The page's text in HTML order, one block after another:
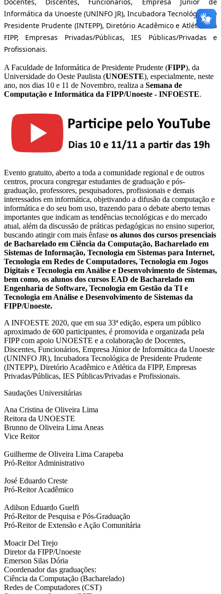
Informática da Unoeste (UNINFO JR), Incubadora Tecnológica de
Presidente Prudente (INTEPP), Diretório Acadêmico e Atlética da
FIPP, Empresas Privadas/Públicas, IES Públicas/Privadas e
Profissionais.
A Faculdade de Informática de Presidente Prudente (FIPP), da
Universidade do Oeste Paulista (UNOESTE), especialmente, neste
ano, nos dias 10 e 11 de Novembro, realiza a Semana de
Computação e Informática da FIPP/Unoeste - INFOESTE.
Evento gratuito, aberto a toda a comunidade regional e de outros
centros, procura congregar estudantes de graduação e pós-
graduação, professores, pesquisadores, profissionais e demais
interessados em informática, objetivando a difusão da computação e
informática e do seu bom uso, trazendo para o debate aberto temas
importantes que indicam as tendências tecnológicas e do mercado
atual, além da discussão de práticas pedagógicas no ensino superior,
buscando atingir com mais ênfase os alunos dos cursos presenciais
de Bacharelado em Ciência da Computação, Bacharelado em
Sistemas de Informação, Tecnologia em Sistemas para Internet,
Tecnologia em Redes de Computadores, Tecnologia em Jogos
Digitais e Tecnologia em Análise e Desenvolvimento de Sistemas,
bem como, os alunos dos cursos EAD de Bacharelado em
Engenharia de Software, Tecnologia em Gestão da TI e
Tecnologia em Análise e Desenvolvimento de Sistemas da
FIPP/Unoeste.
A INFOESTE 2020, que em sua 33ª edição, espera um público
aproximado de 600 participantes, é promovida e organizada pela
FIPP com apoio UNOESTE e a colaboração de Docentes,
Discentes, Funcionários, Empresa Júnior de Informática da Unoeste
(UNINFO JR), Incubadora Tecnológica de Presidente Prudente
(INTEPP), Diretório Acadêmico e Atlética da FIPP, Empresas
Privadas/Públicas, IES Públicas/Privadas e Profissionais.
Saudações Universitárias
Ana Cristina de Oliveira Lima
Reitora da UNOESTE
Brunno de Oliveira Lima Aneas
Vice Reitor
Guilherme de Oliveira Lima Carapeba
Pró-Reitor Administrativo
José Eduardo Creste
Pró-Reitor Acadêmico
Adilson Eduardo Guelfi
Pró-Reitor de Pesquisa e Pós-Graduação
Pró-Reitor de Extensão e Ação Comunitária
Moacir Del Trejo
Diretor da FIPP/Unoeste
Emerson Silas Dória
Coordenador das graduações:
Ciência da Computação (Bacharelado)
Redes de Computadores (CST)